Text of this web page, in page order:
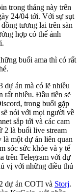
trong tháng này trên
24/04 tới. Với sự sụt
tương lai trên sàn
hợp có thể ảnh
buổi ama thì có rất
dự án mà có lẽ nhiều
rất nhiều. Đầu tiên sẽ
trong buổi gặp
nói với mọi người về
sắp tới và các cam
2 là buổi live stream
là một dự án liên quan
sóc sức khỏe và y tế
trên Telegram với dự
vị với những điều thú
dự án COTI và Storj.